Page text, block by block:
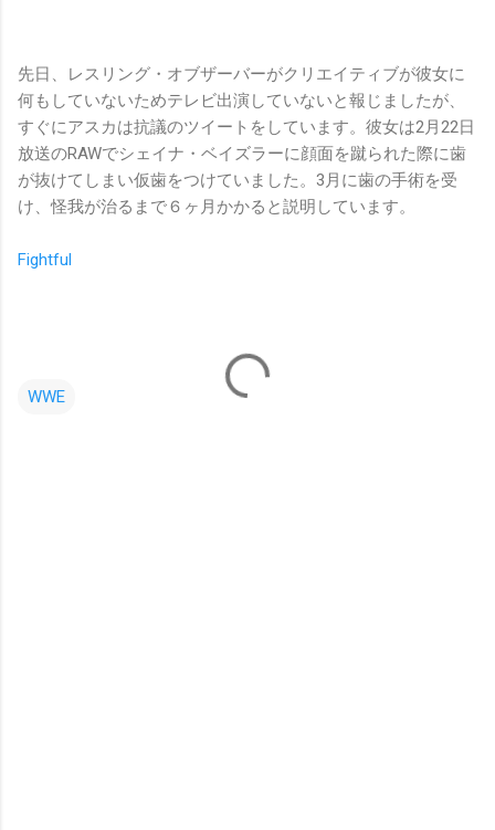
先日、レスリング・オブザーバーがクリエイティブが彼女に
何もしていないためテレビ出演していないと報じましたが、
すぐにアスカは抗議のツイートをしています。彼女は2月22日
放送のRAWでシェイナ・ベイズラーに顔面を蹴られた際に歯
が抜けてしまい仮歯をつけていました。3月に歯の手術を受
け、怪我が治るまで６ヶ月かかると説明しています。
Fightful
WWE